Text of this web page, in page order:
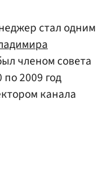
стал одним
членом совета
2009 год
канала